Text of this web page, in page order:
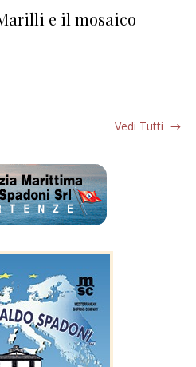
e il mosaico
Vedi Tutti